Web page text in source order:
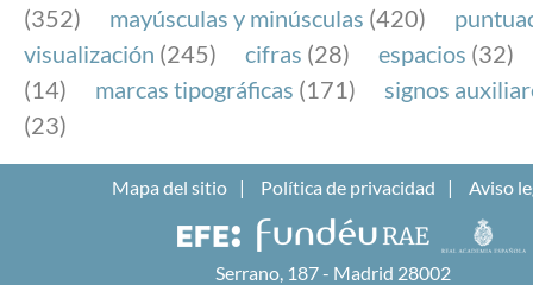
(352)
mayúsculas y minúsculas (420)
visualización (245) cifras (28) espacios (32)
(14)
marcas tipográficas (171)
signos
(23)
Mapa del sitio Política de privacidad Aviso
Serrano, 187 - Madrid 28002